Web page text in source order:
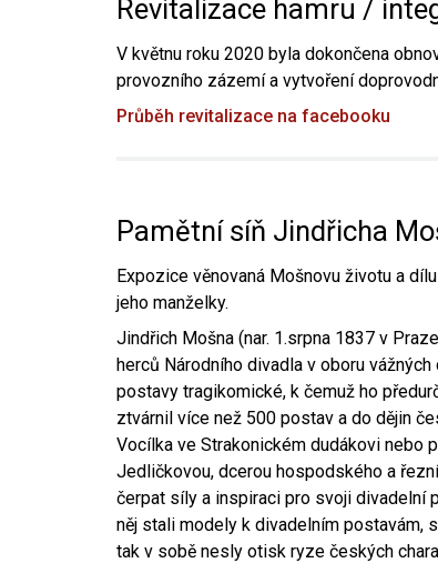
Revitalizace hamru /
V květnu roku 2020 byla dokončena
provozního zázemí a vytvoření
Průběh revitalizace na facebooku
Pamětní síň Jindřicha
Expozice věnovaná Mošnovu životu a
jeho manželky.
Jindřich Mošna (nar. 1.srpna 1837 v
herců Národního divadla v oboru
postavy tragikomické, k čemuž ho
ztvárnil více než 500 postav a do dějin
Vocílka ve Strakonickém dudákovi nebo
Jedličkovou, dcerou hospodského a
čerpat síly a inspiraci pro svoji divadelní
něj stali modely k divadelním postavám,
tak v sobě nesly otisk ryze českých